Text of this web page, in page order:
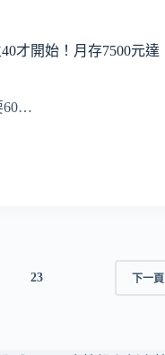
才開始！月存7500元達
60…
23 下一頁